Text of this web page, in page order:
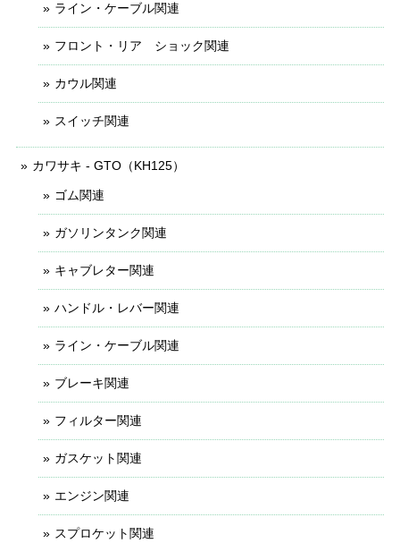
ライン・ケーブル関連
フロント・リア ショック関連
カウル関連
スイッチ関連
カワサキ - GTO（KH125）
ゴム関連
ガソリンタンク関連
キャブレター関連
ハンドル・レバー関連
ライン・ケーブル関連
ブレーキ関連
フィルター関連
ガスケット関連
エンジン関連
スプロケット関連